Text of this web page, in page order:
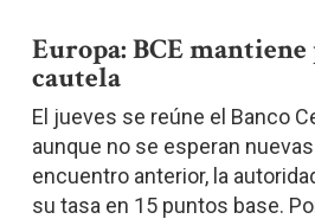
Europa: BCE
cautela
El jueves se reúne el Banco
aunque no se esperan
encuentro anterior, la
su tasa en 15 puntos base.